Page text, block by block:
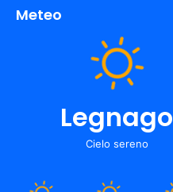
Meteo
Legnago
Cielo sereno